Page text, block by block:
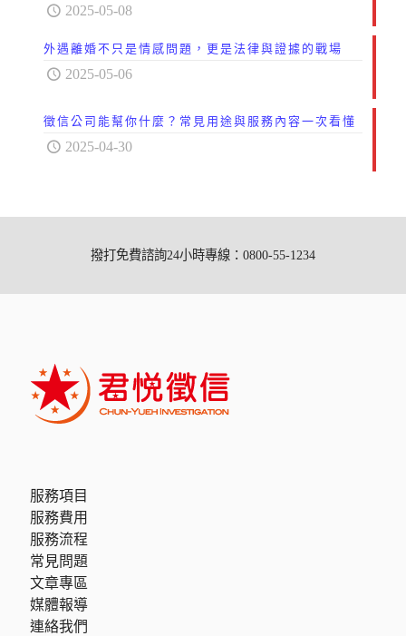
2025-05-08
外遇離婚不只是情感問題，更是法律與證據的戰場
2025-05-06
徵信公司能幫你什麼？常見用途與服務內容一次看懂
2025-04-30
撥打免費諮詢24小時專線：0800-55-1234
服務項目
服務費用
服務流程
常見問題
文章專區
媒體報導
連絡我們